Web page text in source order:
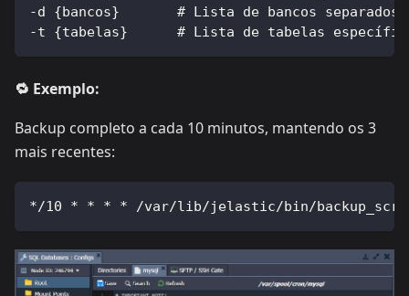
-d {bancos}       # Lista de bancos
-t {tabelas}      # Lista de tabelas
🔁 Exemplo:
Backup completo a cada 10 minutos, mantendo os 3
mais recentes:
*/10 * * * * /var/lib/jelastic/bin/